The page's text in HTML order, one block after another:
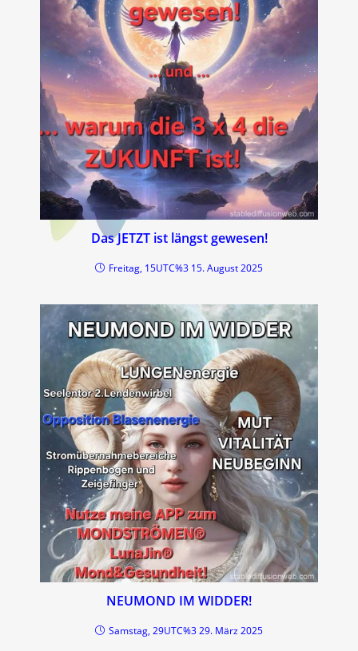
Das JETZT ist längst gewesen!
Freitag, 15UTC%3 15. August 2025
NEUMOND IM WIDDER!
Samstag, 29UTC%3 29. März 2025